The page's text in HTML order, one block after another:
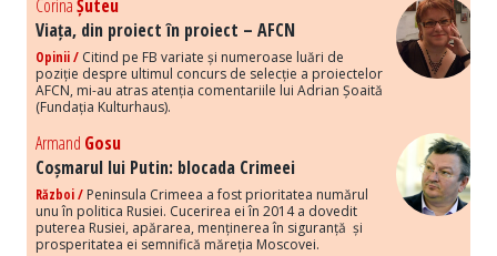
CorinaȘuteu
Viața, din proiect în proiect – AFCN
Opinii / Citind pe FB variate și numeroase luări de
poziție despre ultimul concurs de selecție a proiectelor
AFCN, mi-au atras atenția comentariile lui Adrian Șoaită
(Fundația Kulturhaus).
Armand Gosu
Coșmarul lui Putin: blocada Crimeei
Război / Peninsula Crimeea a fost prioritatea numărul
unu în politica Rusiei. Cucerirea ei în 2014 a dovedit
puterea Rusiei, apărarea, menținerea în siguranță și
prosperitatea ei semnifică măreția Moscovei.